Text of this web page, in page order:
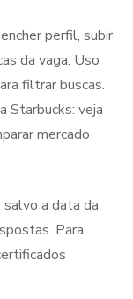
perfil, subir
da vaga. Uso
filtrar buscas.
Starbucks: veja
mercado
salvo a data da
Para